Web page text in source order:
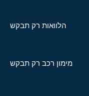
הלוואות רק תבקש
מימון רכב רק תבקש